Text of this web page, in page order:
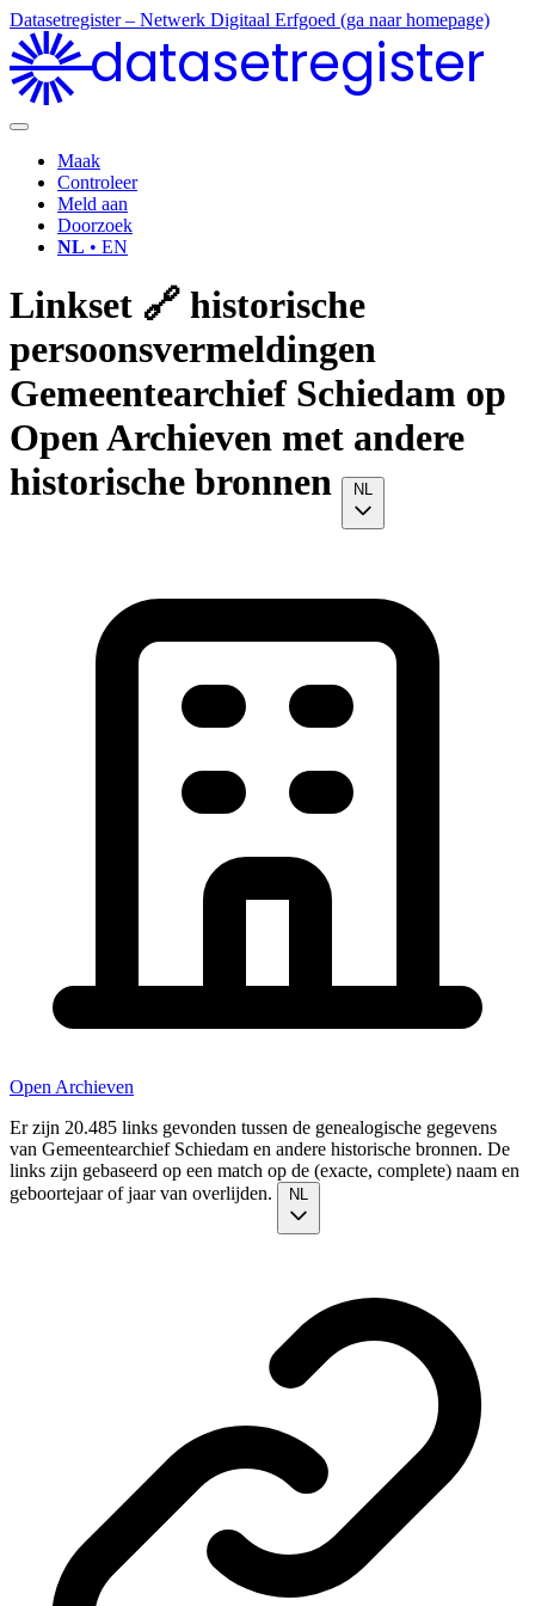
Datasetregister – Netwerk Digitaal Erfgoed (ga naar homepage)
datasetregister
Maak
Controleer
Meld aan
Doorzoek
NL • EN
Linkset 🔗 historische
persoonsvermeldingen
Gemeentearchief Schiedam op
Open Archieven met andere
historische bronnen
Open Archieven
Er zijn 20.485 links gevonden tussen de genealogische gegevens
van Gemeentearchief Schiedam en andere historische bronnen. De
links zijn gebaseerd op een match op de (exacte, complete) naam en
geboortejaar of jaar van overlijden.